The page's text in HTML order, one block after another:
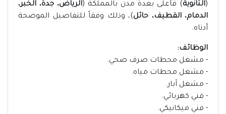
(الثانوية) فأعلى بعدة مدن بالمملكة (الرياض، جدة، الخبر،
الدمام، القطيف، حائل)، وذلك وفقاً للتفاصيل الموضحة
أدناه.
الوظائف:
- مشغل محطات صرف صحي.
- مشغل محطات مياه.
- مشغل آبار.
- فني كهربائي.
- فني ميكانيكي.